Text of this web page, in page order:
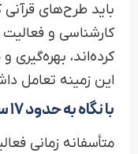
باید طرح‌های
کارشناسی و فعالیت
کرده‌اند،
این زمینه تعامل
با نگاه به حدود ۱۷ سال فعالیت، اگر به آن سال‌ها بازگردید، همین روند را طی می‌کنید؟
متأسفانه زمانی